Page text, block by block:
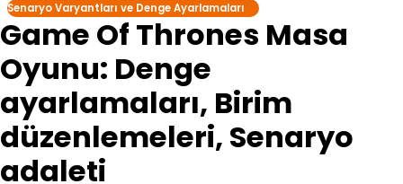
Senaryo Varyantları ve Denge Ayarlamaları
Game Of Thrones Masa
Oyunu: Denge
ayarlamaları, Birim
düzenlemeleri, Senaryo
adaleti